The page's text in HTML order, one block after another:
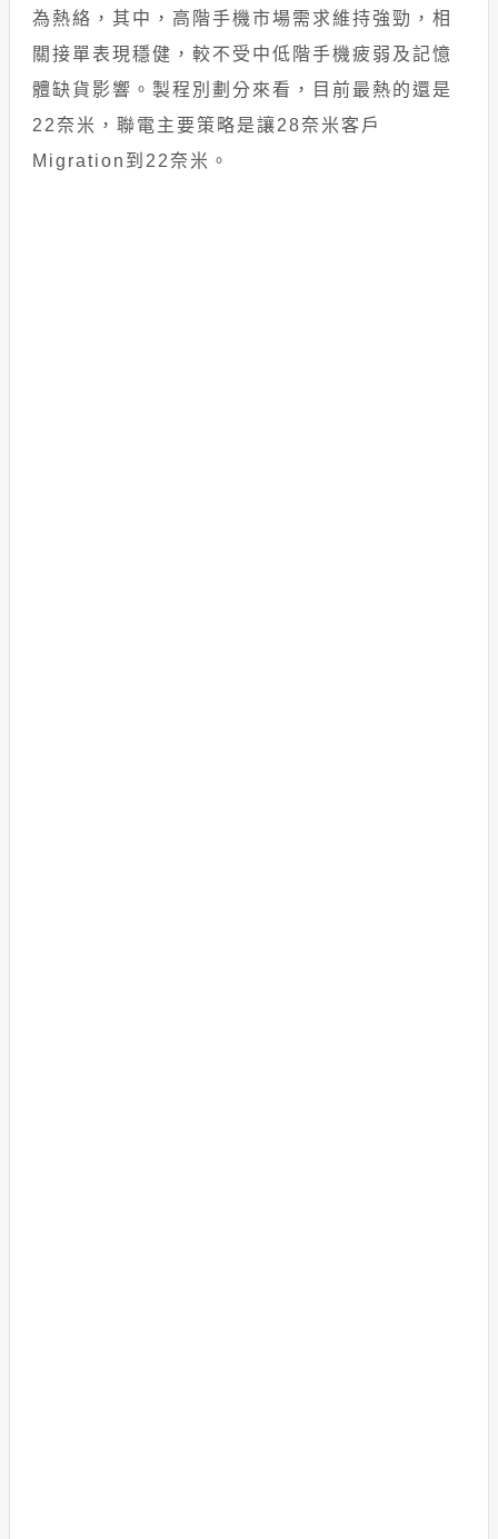
為熱絡，其中，高階手機市場需求維持強勁，相
關接單表現穩健，較不受中低階手機疲弱及記憶
體缺貨影響。製程別劃分來看，目前最熱的還是
22奈米，聯電主要策略是讓28奈米客戶
Migration到22奈米。